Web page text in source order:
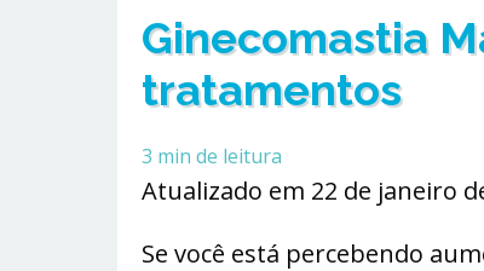
Ginecomastia
tratamentos
3 min de leitura
Atualizado em 22 de janeiro
Se você está percebendo